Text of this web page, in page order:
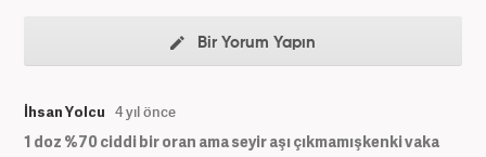
Bir Yorum Yapın
İhsan Yolcu 4 yıl önce
1 doz %70 ciddi bir oran ama seyir aşı çıkmamışkenki vaka